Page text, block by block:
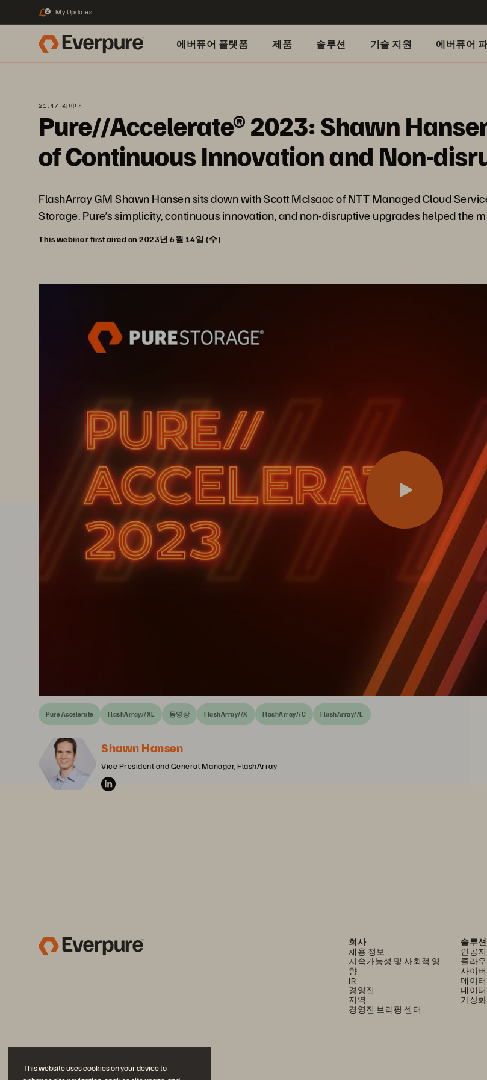
This website uses cookies on your device to
2 My Updates
에버퓨어 플랫폼 제품 솔루션 기술 지원 에버퓨어
21:47 웨비나
Pure//Accelerate® 2023: Shawn
of Continuous Innovation and Non-
FlashArray GM Shawn Hansen sits down with Scott McIsaac of NTT Managed Cloud
Storage. Pure’s simplicity, continuous innovation, and non-disruptive upgrades helped the
This webinar first aired on 2023년 6월 14일 (수)
Pure Accelerate FlashArray//XL 동영상 FlashArray//X FlashArray//C FlashArray//E
Shawn Hansen
Vice President and General Manager, FlashArray
회사
채용 정보
지속가능성 및 사회적 영
향
IR
경영진
지역
경영진 브리핑 센터
솔루션
인공
클라
사이
데이
데이
가상화